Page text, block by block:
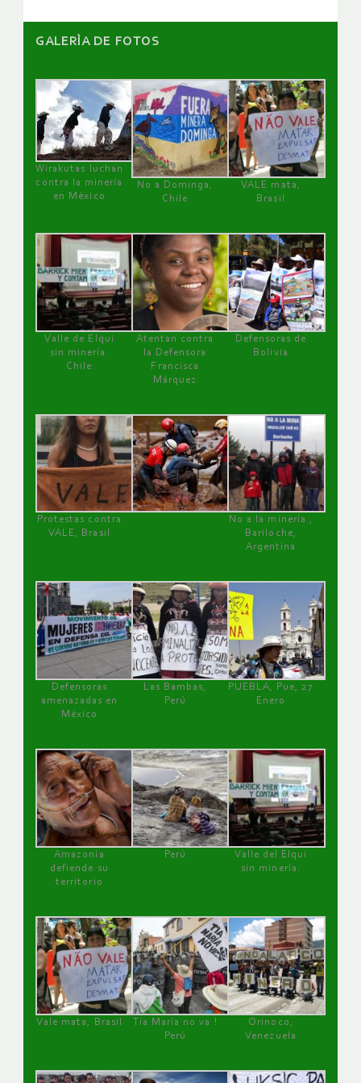
GALERÌA DE FOTOS
Wirakutas luchan
contra la minería
en México
No a Dominga,
Chile
VALE mata,
Brasil
Valle de Elqui
sin minería.
Chile
Atentan contra
la Defensora
Francisca
Márquez
Defensoras de
Bolivia
Protestas contra
VALE, Brasil
No a la minería ,
Bariloche,
Argentina
Defensoras
amenazadas en
México
Las Bambas,
Perú
PUEBLA, Pue, 27
Enero
Amazonía
defiende su
territorio
Perú
Valle del Elqui
sin minería.
Vale mata, Brasil
Tía María no va !
Perú
Orinoco,
Venezuela